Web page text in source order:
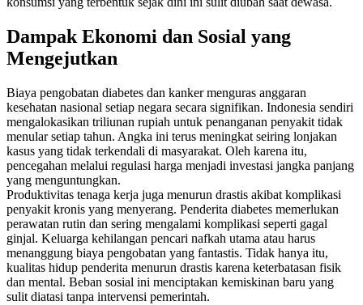
Dampak Ekonomi dan Sosial yang
Mengejutkan
Biaya pengobatan diabetes dan kanker menguras anggaran
kesehatan nasional setiap negara secara signifikan. Indonesia sendiri
mengalokasikan triliunan rupiah untuk penanganan penyakit tidak
menular setiap tahun. Angka ini terus meningkat seiring lonjakan
kasus yang tidak terkendali di masyarakat. Oleh karena itu,
pencegahan melalui regulasi harga menjadi investasi jangka panjang
yang menguntungkan.
Produktivitas tenaga kerja juga menurun drastis akibat komplikasi
penyakit kronis yang menyerang. Penderita diabetes memerlukan
perawatan rutin dan sering mengalami komplikasi seperti gagal
ginjal. Keluarga kehilangan pencari nafkah utama atau harus
menanggung biaya pengobatan yang fantastis. Tidak hanya itu,
kualitas hidup penderita menurun drastis karena keterbatasan fisik
dan mental. Beban sosial ini menciptakan kemiskinan baru yang
sulit diatasi tanpa intervensi pemerintah.